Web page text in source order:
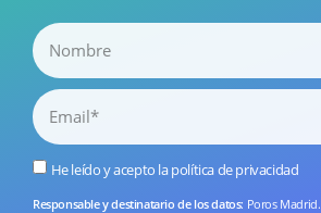
He leído y acepto lapolítica de privacidad
Responsable y destinatario de los datos: Poros Madrid.